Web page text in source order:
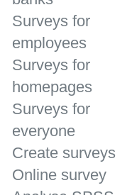
Surveys for
employees
Surveys for
homepages
Surveys for
everyone
Create surveys
Online survey